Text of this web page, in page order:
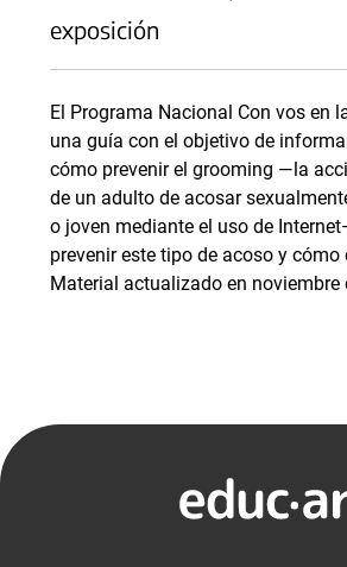
exposición
El Programa Nacional Con vos en
una guía con el objetivo de
cómo prevenir el grooming —la
de un adulto de acosar
o joven mediante el uso de
prevenir este tipo de acoso y cómo
Material actualizado en noviembre